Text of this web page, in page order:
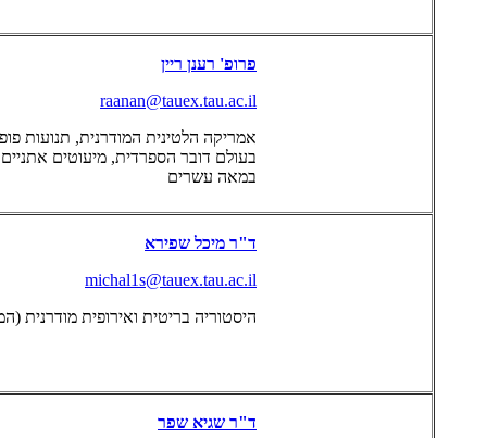
פרופ' רענן ריין
raanan@tauex.tau.ac.il
אמריקה הלטינית המודרנית, תנועות
בעולם דובר הספרדית, מיעוטים
במאה עשרים
ד"ר מיכל שפירא
michal1s@tauex.tau.ac.il
היסטוריה בריטית ואירופית מודרנית (המאה ה-19
ד"ר שגיא שפר